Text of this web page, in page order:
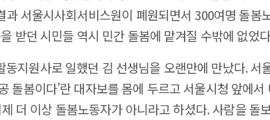
서울시사회서비스원이 폐원되면서 300여명 돌봄
받던 시민들 역시 민간 돌봄에 맡겨질 수밖에 없었
지원사로 일했던 김 선생님을 오랜만에 만났다. 서
돌봄이다’란 대자보를 몸에 두르고 서울시청 앞에서
더 이상 돌봄노동자가 아니라고 하셨다. 사람을 돌